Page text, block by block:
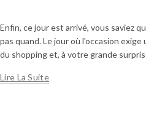
Enfin, ce jour est arrivé, vous saviez
pas quand. Le jour où l'occasion
du shopping et, à votre grande
Lire La Suite